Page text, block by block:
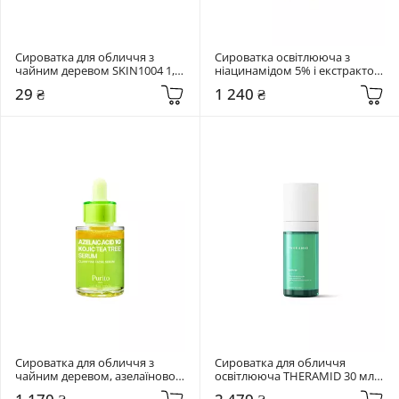
Сироватка для обличчя з
чайним деревом SKIN1004 1,5
мл Madagascar Centella Tea-
Trica Relief Ampoule
29 ₴
Сироватка освітлююча з
ніацинамідом 5% і екстрактом
юдзу Lalarecipe 50 мл Yuzu Vita
C Ampoule
1 240 ₴
Сироватка для обличчя з
чайним деревом, азелаїновою
та коєвою кислотами Purito
Сироватка для обличчя
освітлююча THERAMID 30 мл